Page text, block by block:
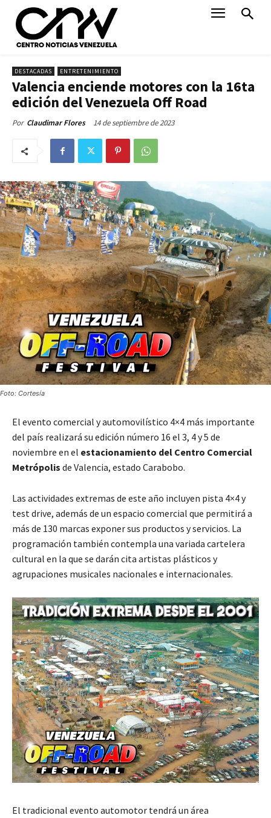
DESTACADAS ENTRETENIMIENTO
Valencia enciende motores con la 16ta
edición del Venezuela Off Road
Por Claudimar Flores 14 de septiembre de 2023
Foto: Cortesía
El evento comercial y automovilístico 4×4 más importante
del país realizará su edición número 16 el 3, 4 y 5 de
noviembre en el estacionamiento del Centro Comercial
Metrópolis de Valencia, estado Carabobo.
Las actividades extremas de este año incluyen pista 4×4 y
test drive, además de un espacio comercial que permitirá a
más de 130 marcas exponer sus productos y servicios. La
programación también contempla una variada cartelera
cultural en la que se darán cita artistas plásticos y
agrupaciones musicales nacionales e internacionales.
El tradicional evento automotor tendrá un área